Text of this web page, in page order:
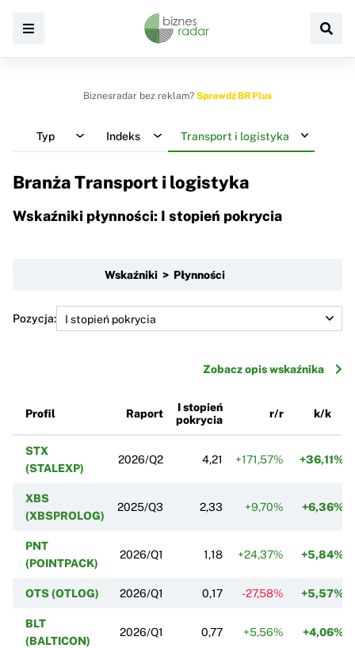
Biznesradar bez reklam? Sprawdź BR Plus
Typ Indeks Transport i logistyka
Branża Transport i logistyka
Wskaźniki płynności: I stopień pokrycia
Wskaźniki > Płynności
Pozycja:
Zobacz opis wskaźnika
Profil Raport
I stopień
pokrycia
r/r k/k
STX
(STALEXP)
2026/Q2 4,21 +171,57% +36,11%
XBS
(XBSPROLOG)
2025/Q3 2,33 +9,70% +6,36%
PNT
(POINTPACK)
2026/Q1 1,18 +24,37% +5,84%
OTS (OTLOG) 2026/Q1 0,17 -27,58% +5,57%
BLT
(BALTICON)
2026/Q1 0,77 +5,56% +4,06%